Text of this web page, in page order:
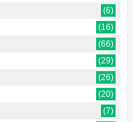
(6)
(16)
(66)
(29)
(26)
(20)
(7)